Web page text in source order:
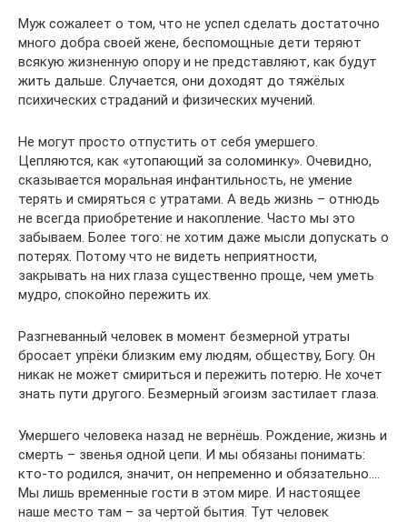
Муж сожалеет о том, что не успел сделать достаточно
много добра своей жене, беспомощные дети теряют
всякую жизненную опору и не представляют, как будут
жить дальше. Случается, они доходят до тяжёлых
психических страданий и физических мучений.
Не могут просто отпустить от себя умершего.
Цепляются, как «утопающий за соломинку». Очевидно,
сказывается моральная инфантильность, не умение
терять и смиряться с утратами. А ведь жизнь – отнюдь
не всегда приобретение и накопление. Часто мы это
забываем. Более того: не хотим даже мысли допускать о
потерях. Потому что не видеть неприятности,
закрывать на них глаза существенно проще, чем уметь
мудро, спокойно пережить их.
Разгневанный человек в момент безмерной утраты
бросает упрёки близким ему людям, обществу, Богу. Он
никак не может смириться и пережить потерю. Не хочет
знать пути другого. Безмерный эгоизм застилает глаза.
Умершего человека назад не вернёшь. Рождение, жизнь и
смерть – звенья одной цепи. И мы обязаны понимать:
кто-то родился, значит, он непременно и обязательно….
Мы лишь временные гости в этом мире. И настоящее
наше место там – за чертой бытия. Тут человек